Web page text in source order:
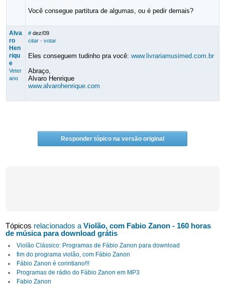
Você consegue partitura de algumas, ou é pedir demais?
Alva
ro
Hen
riqu
e
Veter
ano
# dez/09
citar· votar
Eles conseguem tudinho pra você: www.livrariamusimed.com.br
Abraço,
Alvaro Henrique
www.alvarohenrique.com
Responder tópico na versão original
Tópicos relacionados aViolão, com Fabio Zanon - 160 horas
de música para download grátis
Violão Clássico: Programas de Fábio Zanon para download
fim do programa violão, com Fábio Zanon
Fábio Zanon é corintiano!!!
Programas de rádio do Fábio Zanon em MP3
Fabio Zanon